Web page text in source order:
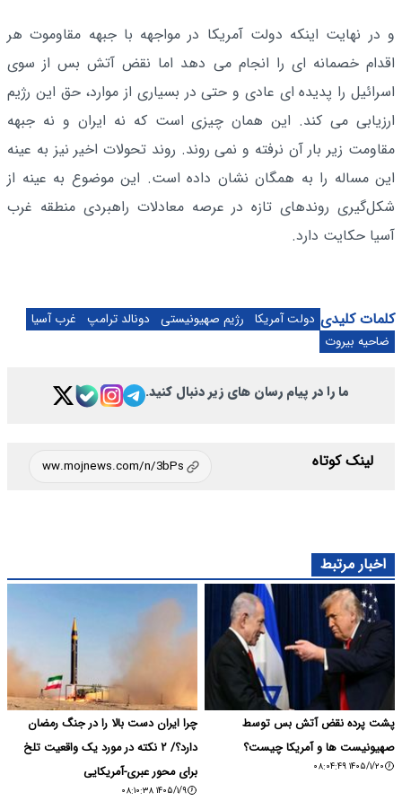
و در نهایت اینکه دولت آمریکا در مواجهه با جبهه مقاوموت هر
اقدام خصمانه ای را انجام می دهد اما نقض آتش بس از سوی
اسرائیل را پدیده ای عادی و حتی در بسیاری از موارد، حق این رژیم
ارزیابی می کند. این همان چیزی است که نه ایران و نه جبهه
مقاومت زیر بار آن نرفته و نمی روند. روند تحولات اخیر نیز به عینه
این مساله را به همگان نشان داده است. این موضوع به عینه از
شکل‌گیری روندهای تازه در عرصه معادلات راهبردی منطقه غرب
آسیا حکایت دارد.
کلمات کلیدی دولت آمریکا رژیم صهیونیستی دونالد ترامپ
غرب آسیا
ضاحیه بیروت
ما را در پیام رسان های زیر دنبال کنید.
لینک کوتاه
اخبار مرتبط
پشت پرده نقض آتش بس توسط
صهیونیست ها و آمریکا چیست؟
۱۴۰۵/۱/۲۰ ۰۸:۰۴:۴۹
چرا ایران دست بالا را در جنگ رمضان
دارد؟/ ۲ نکته در مورد یک واقعیت تلخ
برای محور عبری-آمریکایی
۱۴۰۵/۱/۹ ۰۸:۱۰:۳۸